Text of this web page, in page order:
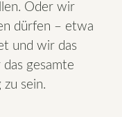
Oder wir
dürfen – etwa
und wir das
gesamte
zu sein.